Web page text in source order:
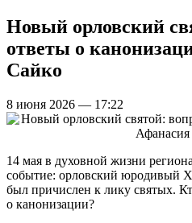
Новый орловский
ответы о
Сайко
8 июня 2026 — 17:22
14 мая в духовной жизни
событие: орловский юродивый
был причислен к лику святых.
о канонизации?